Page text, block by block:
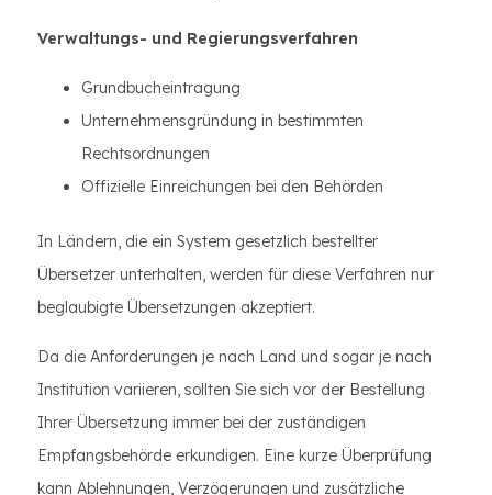
Verwaltungs- und Regierungsverfahren
Grundbucheintragung
Unternehmensgründung in bestimmten
Rechtsordnungen
Offizielle Einreichungen bei den Behörden
In Ländern, die ein System gesetzlich bestellter
Übersetzer unterhalten, werden für diese Verfahren nur
beglaubigte Übersetzungen akzeptiert.
Da die Anforderungen je nach Land und sogar je nach
Institution variieren, sollten Sie sich vor der Bestellung
Ihrer Übersetzung immer bei der zuständigen
Empfangsbehörde erkundigen. Eine kurze Überprüfung
kann Ablehnungen, Verzögerungen und zusätzliche